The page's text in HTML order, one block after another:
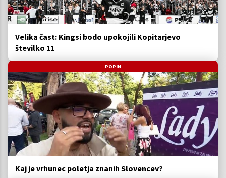
Velika čast: Kingsi bodo upokojili Kopitarjevo
številko 11
POPIN
Kaj je vrhunec poletja znanih Slovencev?